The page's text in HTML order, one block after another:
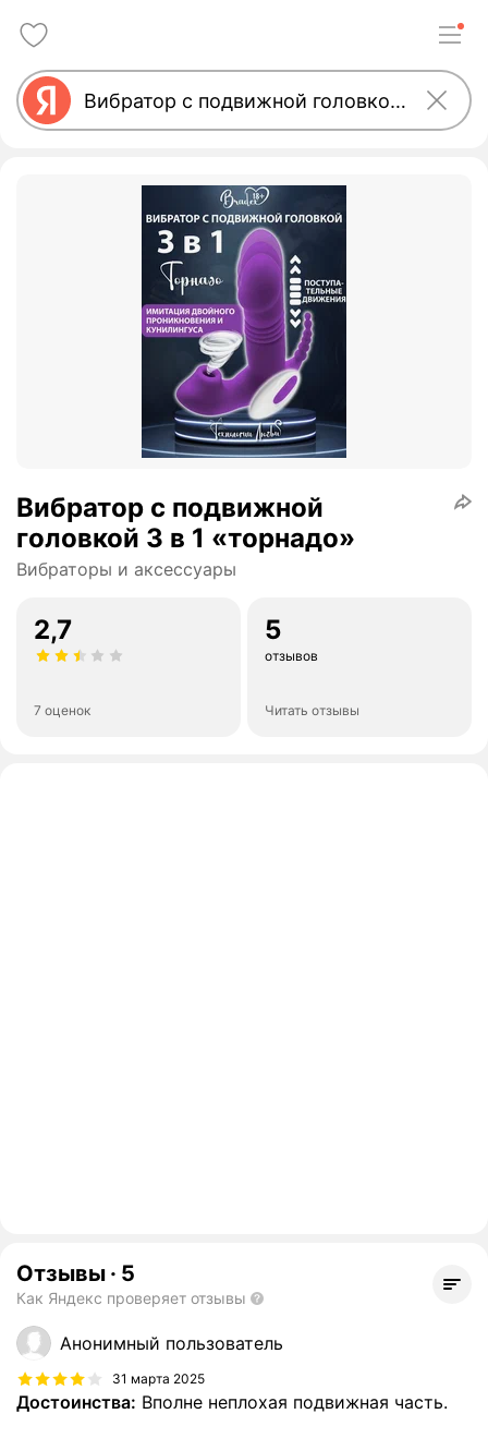
Вибратор с подвижной
головкой 3 в 1 «торнадо»
Вибраторы и аксессуары
2,7
7 оценок
5
отзывов
Читать отзывы
Отзывы · 5
Как Яндекс проверяет отзывы
Анонимный пользователь
31 марта 2025
Достоинства: Вполне неплохая подвижная часть.